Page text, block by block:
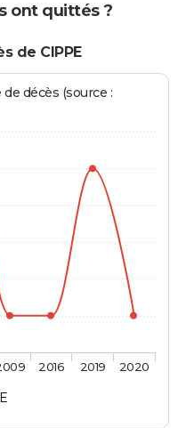
ont quittés ?
de CIPPE
décès (source :
2016 2019 2020